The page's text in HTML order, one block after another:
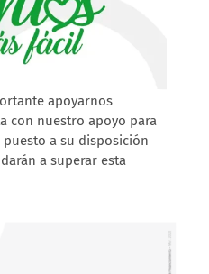
apoyarnos
con nuestro apoyo para
a su disposición
a superar esta